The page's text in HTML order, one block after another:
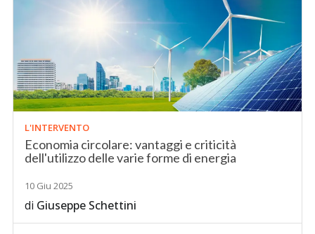
L'INTERVENTO
Economia circolare: vantaggi e criticità
dell'utilizzo delle varie forme di energia
10 Giu 2025
di Giuseppe Schettini